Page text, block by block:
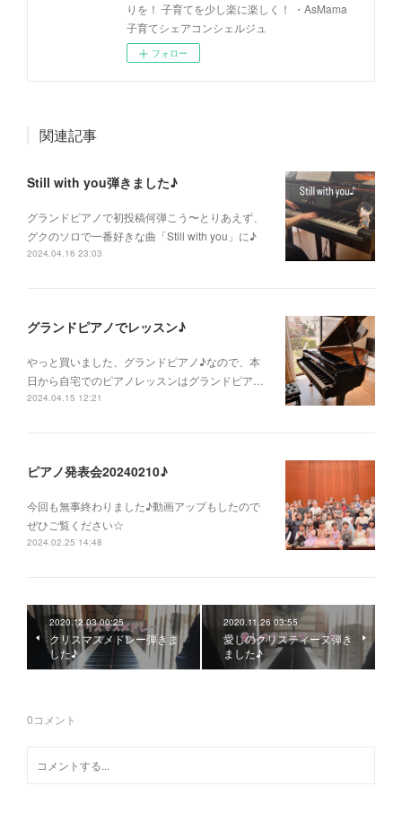
りを！ 子育てを少し楽に楽しく！ ・AsMama
子育てシェアコンシェルジュ
フォロー
関連記事
Still with you弾きました♪
グランドピアノで初投稿何弾こう〜とりあえず、
グクのソロで一番好きな曲「Still with you」に♪
2024.04.16 23:03
グランドピアノでレッスン♪
やっと買いました、グランドピアノ♪なので、本
日から自宅でのピアノレッスンはグランドピア…
2024.04.15 12:21
ピアノ発表会20240210♪
今回も無事終わりました♪動画アップもしたので
ぜひご覧ください☆
2024.02.25 14:48
2020.12.03 00:25
クリスマスメドレー弾きま
した♪
2020.11.26 03:55
愛しのクリスティーヌ弾き
ました♪
0コメント